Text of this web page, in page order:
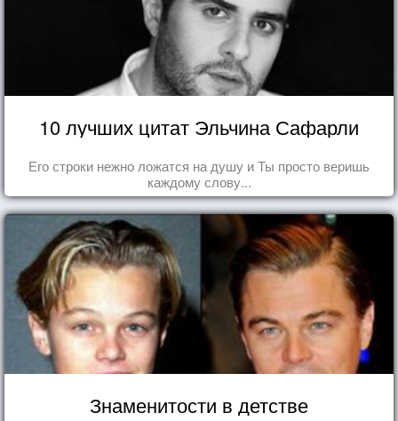
10 лучших цитат Эльчина Сафарли
Его строки нежно ложатся на душу и Ты просто веришь
каждому слову...
Знаменитости в детстве